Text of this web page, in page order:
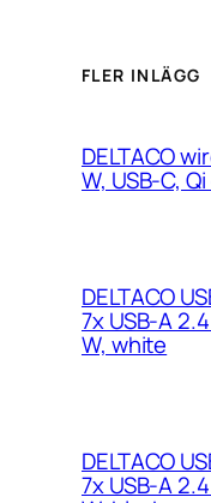
FLER INLÄGG
DELTACO
W, USB-C,
DELTACO
7x USB-A
W, white
DELTACO
7x USB-A